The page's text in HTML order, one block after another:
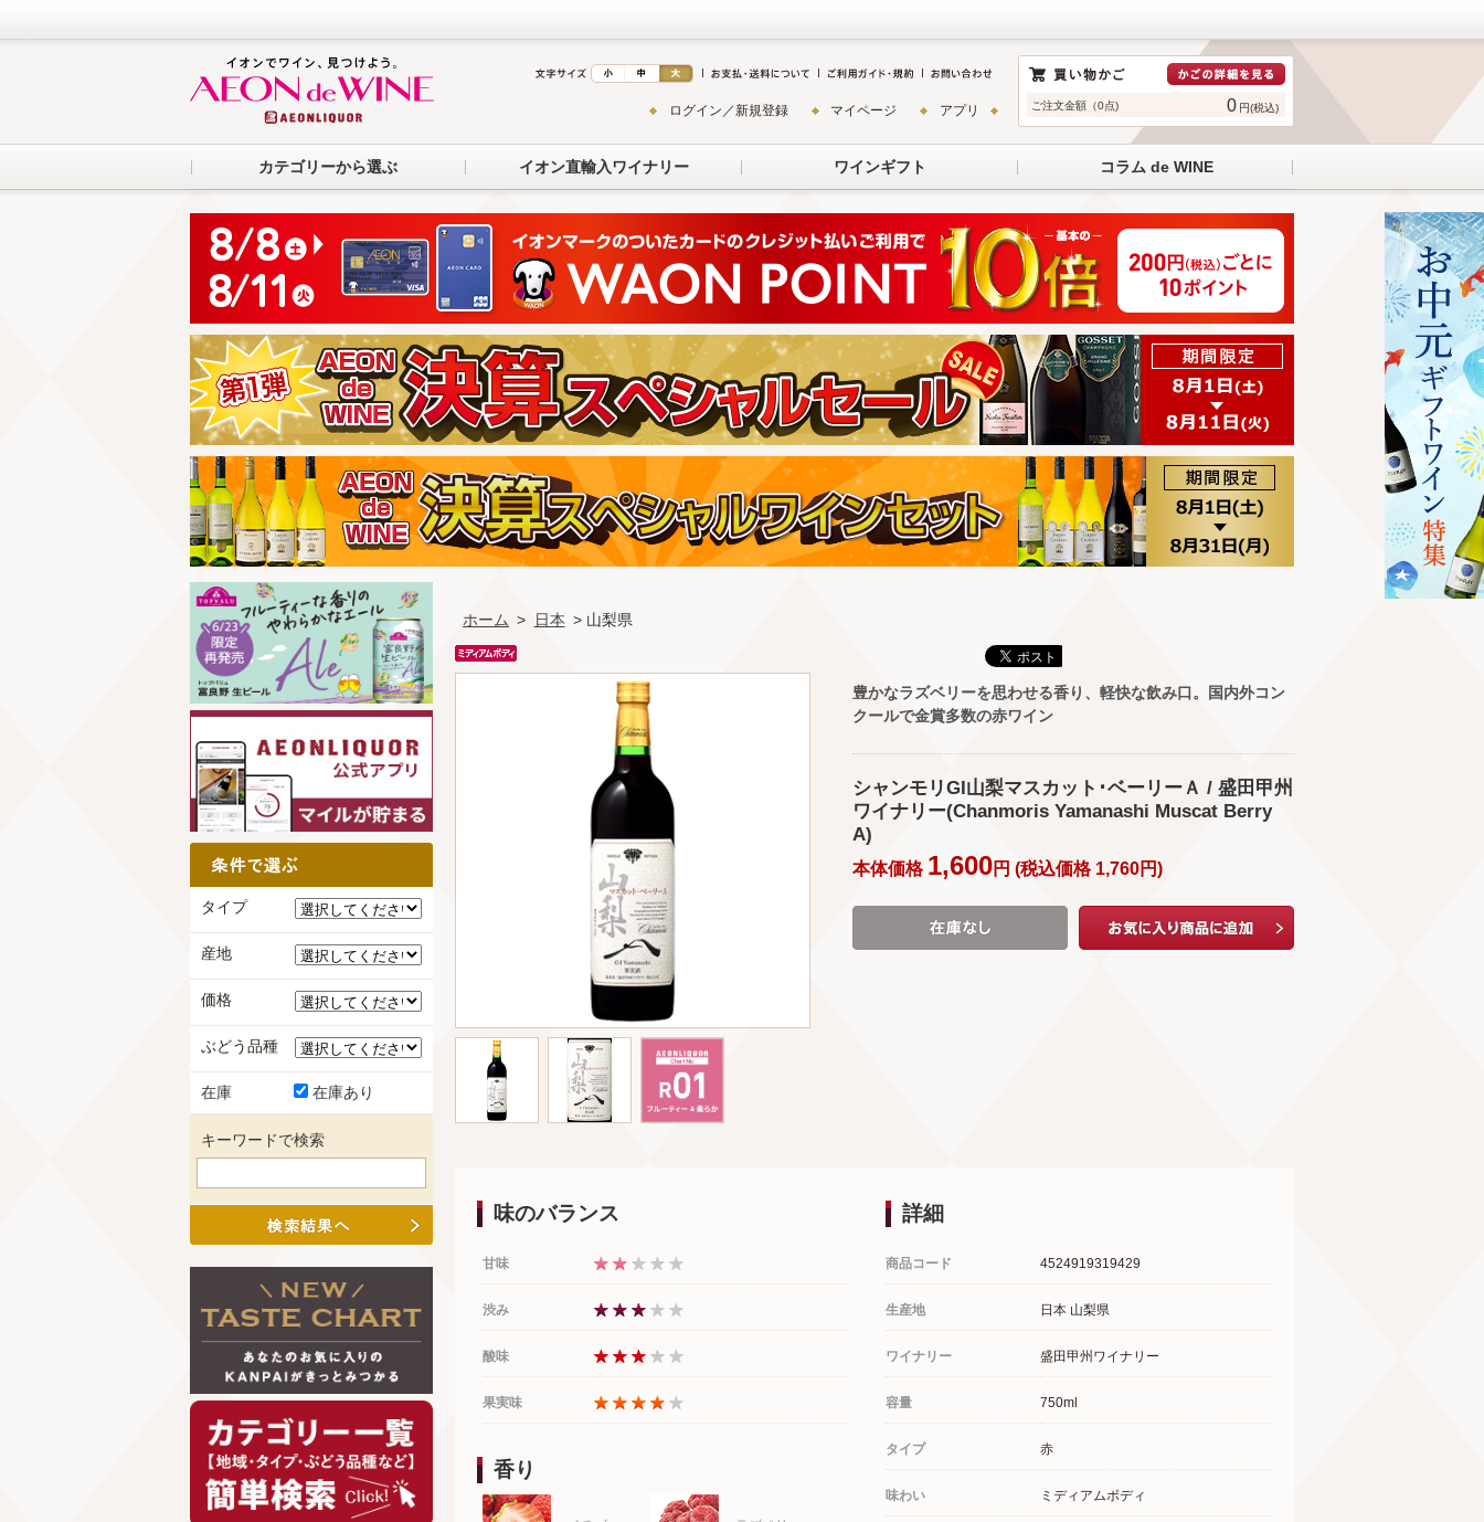
ご注文金額（0点) 0 円(税込)
ログイン／新規登録 マイページ アプリ
カテゴリーから選ぶ イオン直輸入ワイナリー ワインギフト コラム de WINE
ホーム > 日本 > 山梨県
豊かなラズベリーを思わせる香り、軽快な飲み口。国内外コン
クールで金賞多数の赤ワイン
シャンモリGI山梨マスカット･ベーリーＡ / 盛田甲州
ワイナリー(Chanmoris Yamanashi Muscat Berry
A)
本体価格 1,600円 (税込価格 1,760円)
詳細
商品コード 4524919319429
生産地 日本 山梨県
ワイナリー 盛田甲州ワイナリー
容量 750ml
タイプ 赤
味わい ミディアムボディ
味のバランス
甘味
渋み
酸味
果実味
香り
タイプ
産地
価格
ぶどう品種
在庫 在庫あり
キーワードで検索